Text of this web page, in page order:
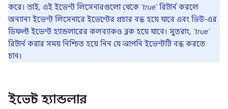
করে। তাই, এই ইভেন্ট লিসেনারগুলো থেকে 'true'রিটার্ন করলে
অন্যান্য ইভেন্ট লিসেনারে ইভেন্টের প্রচার বন্ধ হয়ে যাবে এবং ভিউ-এর
ডিফল্ট ইভেন্ট হ্যান্ডলারের কলব্যাকও ব্লক হয়ে যাবে। সুতরাং, 'true'
রিটার্ন করার সময় নিশ্চিত হয়ে নিন যে আপনি ইভেন্টটি বন্ধ করতে
চান।
ইভেন্ট হ্যান্ডলার